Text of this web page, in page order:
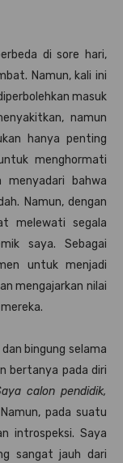
di sore hari,
Namun, kali ini
masuk
namun
hanya penting
menghormati
bahwa
Namun, dengan
melewati segala
saya. Sebagai
untuk menjadi
mengajarkan nilai
bingung selama
bertanya pada diri
calon pendidik,
pada suatu
introspeksi. Saya
sangat jauh dari